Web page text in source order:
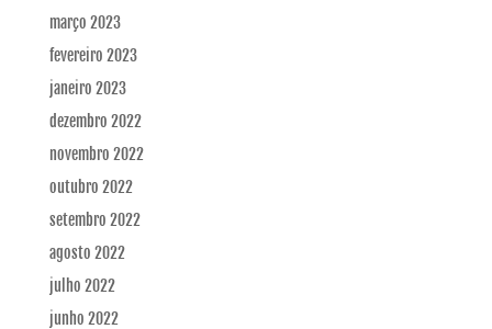
março 2023
fevereiro 2023
janeiro 2023
dezembro 2022
novembro 2022
outubro 2022
setembro 2022
agosto 2022
julho 2022
junho 2022